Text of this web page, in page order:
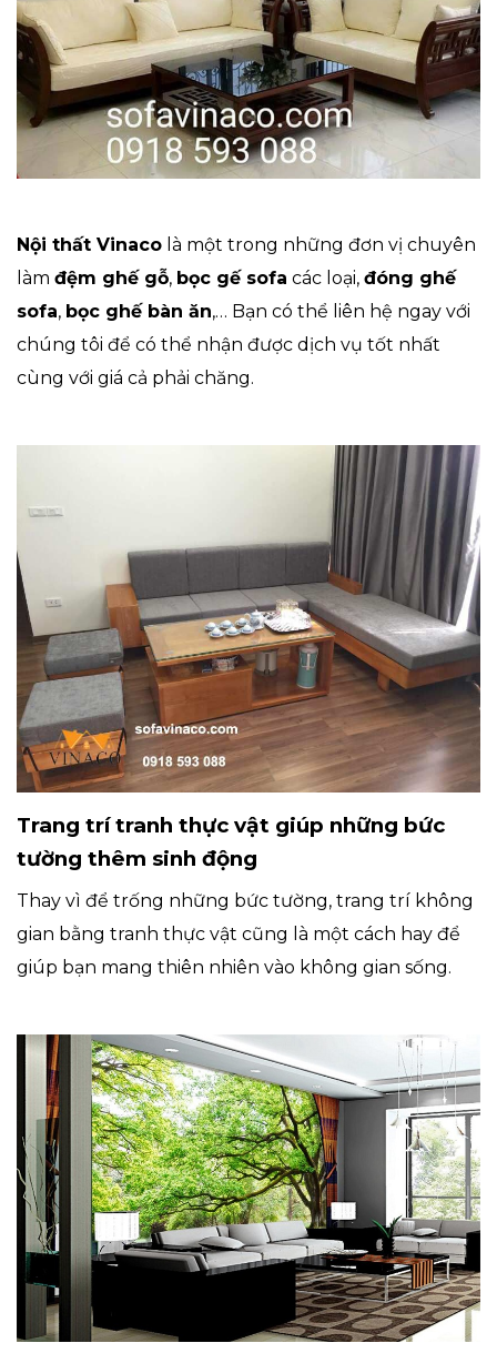
Nội thất Vinaco là một trong những đơn vị chuyên
làm đệm ghế gỗ, bọc gế sofa các loại, đóng ghế
sofa, bọc ghế bàn ăn,… Bạn có thể liên hệ ngay với
chúng tôi để có thể nhận được dịch vụ tốt nhất
cùng với giá cả phải chăng.
Trang trí tranh thực vật giúp những bức
tường thêm sinh động
Thay vì để trống những bức tường, trang trí không
gian bằng tranh thực vật cũng là một cách hay để
giúp bạn mang thiên nhiên vào không gian sống.